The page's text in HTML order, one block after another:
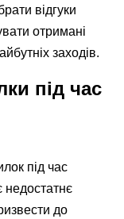
відгуки
отримані
заходів.
під час
під час
недостатнє
до